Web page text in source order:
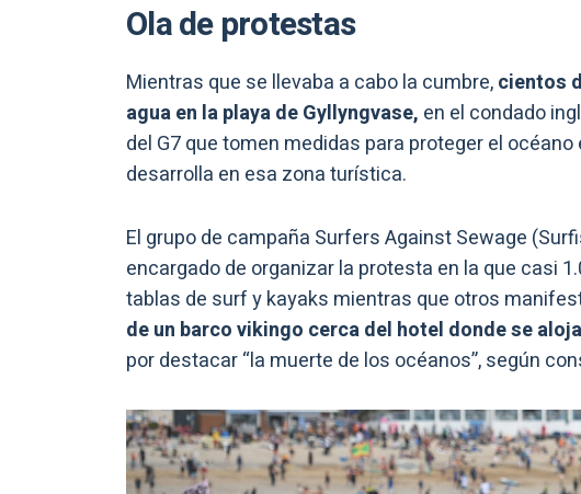
Ola de protestas
Mientras que se llevaba a cabo la cumbre,cientos
agua en la playa de Gyllyngvase, en el condado
del G7 que tomen medidas para proteger el
desarrolla en esa zona turística.
El grupo de campaña Surfers Against Sewage
encargado de organizar la protesta en la que casi
tablas de surf y kayaks mientras que otros
de un barco vikingo cerca del hotel donde se
por destacar “la muerte de los océanos”, según